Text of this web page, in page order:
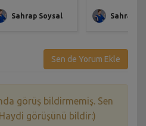
Sahrap Soysal Sahrap
Sen de Yorum Ekle
görüş bildirmemiş. Sen
görüşünü bildir:)